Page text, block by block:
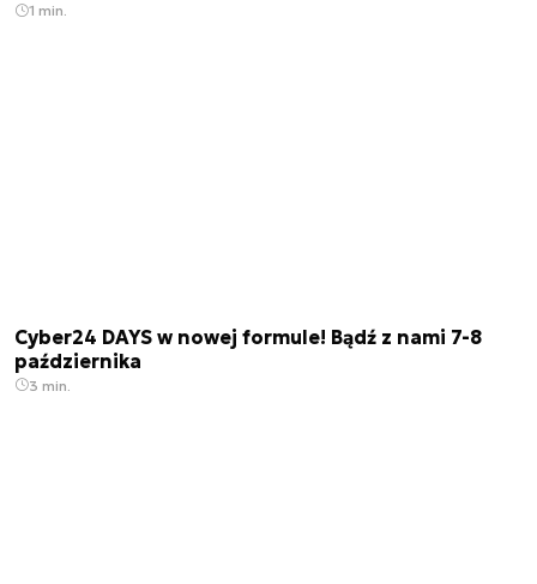
1 min.
Cyber24 DAYS w nowej formule! Bądź z nami 7-8
października
3 min.